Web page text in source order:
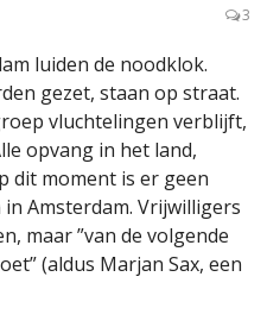
3
luiden de noodklok.
gezet, staan op straat.
vluchtelingen verblijft,
opvang in het land,
dit moment is er geen
Amsterdam. Vrijwilligers
maar ”van de volgende
(aldus Marjan Sax, een